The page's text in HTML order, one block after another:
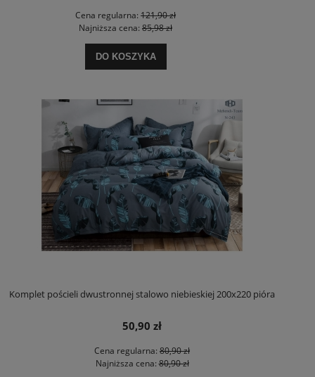
Cena regularna: 121,90 zł
Najniższa cena: 85,98 zł
DO KOSZYKA
Komplet pościeli dwustronnej stalowo niebieskiej 200x220 pióra
50,90 zł
Cena regularna: 80,90 zł
Najniższa cena:80,90 zł